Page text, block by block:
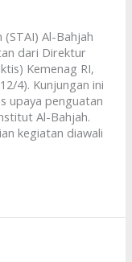
(STAI) Al-Bahjah
dari Direktur
Kemenag RI,
4). Kunjungan ini
upaya penguatan
Al-Bahjah.
kegiatan diawali